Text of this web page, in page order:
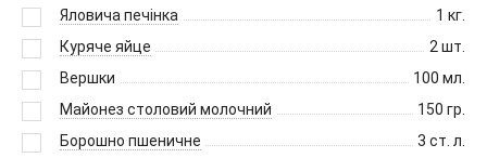
Яловича печінка 1 кг.
Куряче яйце
2 шт.
Вершки
100 мл.
Майонез столовий молочний
150 гр.
Борошно пшеничне
3 ст. л.